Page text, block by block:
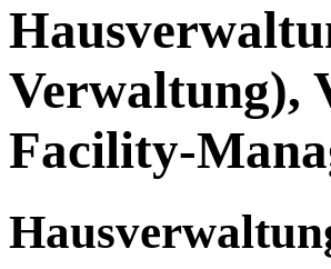
Verwaltung),
Facility-